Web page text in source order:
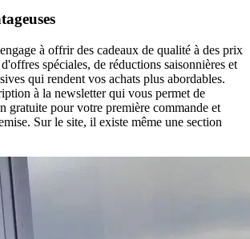
à offrir des cadeaux de qualité à des prix
spéciales, de réductions saisonnières et
qui rendent vos achats plus abordables.
à la newsletter qui vous permet de
gratuite pour votre première commande et
Sur le site, il existe même une section